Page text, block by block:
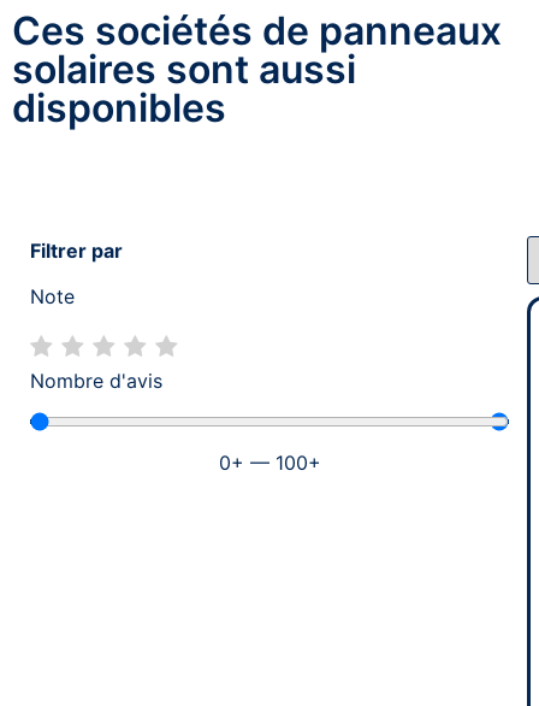
Ces sociétés de panneaux
solaires sont aussi
disponibles
Filtrer par
Note
Nombre d'avis
0+ — 100+